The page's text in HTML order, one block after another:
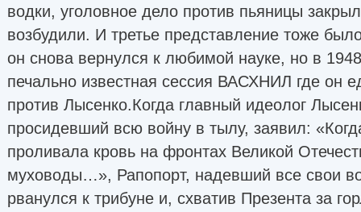
водки, уголовное дело против пьяницы
возбудили. И третье представление тоже
он снова вернулся к любимой науке, но в
печально известная сессия ВАСХНИЛ где он
против Лысенко.Когда главный идеолог
просидевший всю войну в тылу, заявил:
проливала кровь на фронтах Великой
муховоды…», Рапопорт, надевший все свои
рванулся к трибуне и, схватив Презента за